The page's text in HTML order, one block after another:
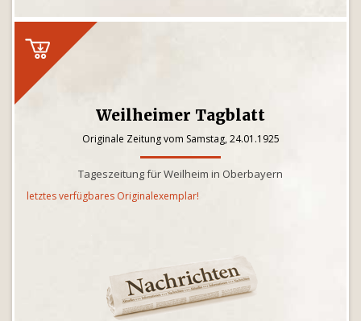
Weilheimer Tagblatt
Originale Zeitung vom Samstag, 24.01.1925
Tageszeitung für Weilheim in Oberbayern
letztes verfügbares Originalexemplar!